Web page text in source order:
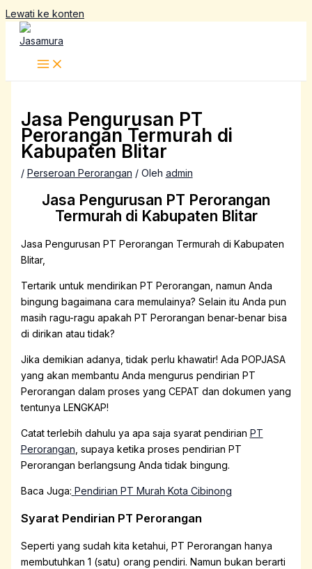
Lewati ke konten
Jasa Pengurusan PT
Perorangan Termurah di
Kabupaten Blitar
/ Perseroan Perorangan / Oleh admin
Jasa Pengurusan PT Perorangan
Termurah di Kabupaten Blitar
Jasa Pengurusan PT Perorangan Termurah di Kabupaten
Blitar,
Tertarik untuk mendirikan PT Perorangan, namun Anda
bingung bagaimana cara memulainya? Selain itu Anda pun
masih ragu-ragu apakah PT Perorangan benar-benar bisa
di dirikan atau tidak?
Jika demikian adanya, tidak perlu khawatir! Ada POPJASA
yang akan membantu Anda mengurus pendirian PT
Perorangan dalam proses yang CEPAT dan dokumen yang
tentunya LENGKAP!
Catat terlebih dahulu ya apa saja syarat pendirian PT
Perorangan, supaya ketika proses pendirian PT
Perorangan berlangsung Anda tidak bingung.
Baca Juga: Pendirian PT Murah Kota Cibinong
Syarat Pendirian PT Perorangan
Seperti yang sudah kita ketahui, PT Perorangan hanya
membutuhkan 1 (satu) orang pendiri. Namun bukan berarti